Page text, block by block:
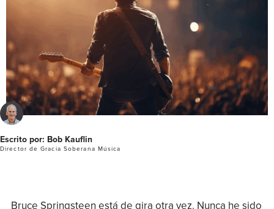
Escrito por: Bob Kauflin
Director de Gracia Soberana Música
Bruce Springsteen está de gira otra vez. Nunca he sido